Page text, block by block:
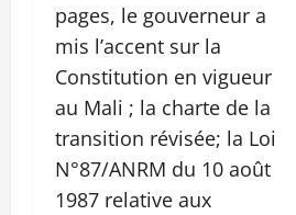
pages, le gouverneur a
mis l’accent sur la
Constitution en vigueur
au Mali ; la charte de la
transition révisée; la Loi
N°87/ANRM du 10 août
1987 relative aux